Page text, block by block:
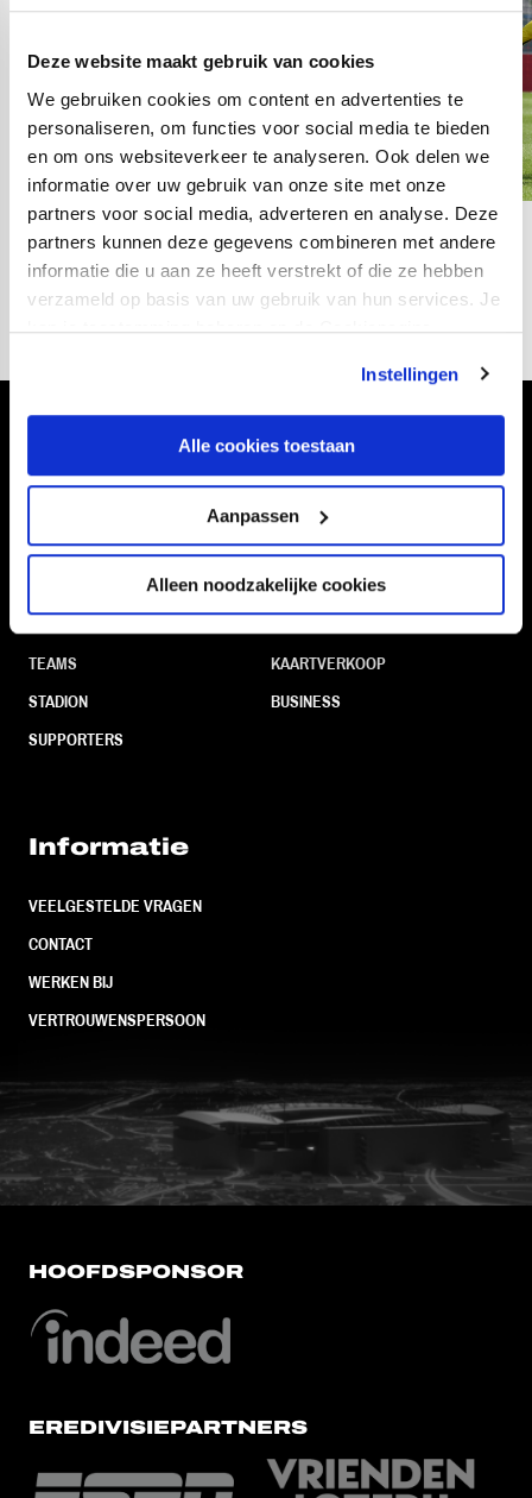
Deze website maakt gebruik van cookies
We gebruiken cookies om content en advertenties te
personaliseren, om functies voor social media te bieden
en om ons websiteverkeer te analyseren. Ook delen we
informatie over uw gebruik van onze site met onze
partners voor social media, adverteren en analyse. Deze
partners kunnen deze gegevens combineren met andere
informatie die u aan ze heeft verstrekt of die ze hebben
verzameld op basis van uw gebruik van hun services. Je
kan je toestemming beheren op de Cookiepagina.
Instellingen
Alle cookies toestaan
Aanpassen
Alleen noodzakelijke cookies
15fotos
Navigeer naar
TEAMS
STADION
SUPPORTERS
KAARTVERKOOP
BUSINESS
Informatie
VEELGESTELDE VRAGEN
CONTACT
WERKEN BIJ
VERTROUWENSPERSOON
FC Utrecht<br>vanuit<br>het
HOOFDSPONSOR
EREDIVISIEPARTNERS